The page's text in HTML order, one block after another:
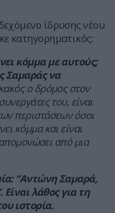
ίδρυσης νέου
κατηγορηματικός:
κόμμα με αυτούς;
Σαμαράς να
ο δρόμος στον
του, είναι
περιστάσεων όσοι
κόμμα και είναι
από μια
“Αντώνη Σαμαρά,
λάθος για τη
ιστορία.